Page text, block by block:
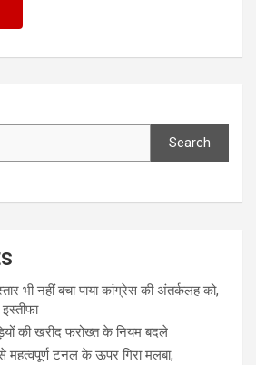
Search
भी नहीं बचा पाया कांग्रेस की अंतर्कलह को,
की खरीद फरोख्त के नियम बदले
महत्वपूर्ण टनल के ऊपर गिरा मलबा,